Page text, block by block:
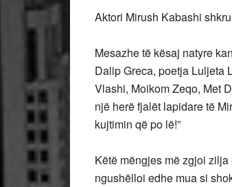
Aktori Mirush Kabashi
Mesazhe të kësaj natyre
Dalip Greca, poetja Luljeta
Vlashi, Moikom Zeqo, Met
një herë fjalët lapidare të
kujtimin që po lë!”
Këtë mëngjes më zgjoi
ngushëlloi edhe mua si